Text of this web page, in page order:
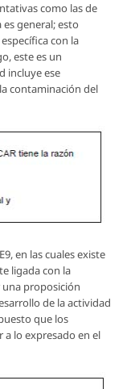
como las de
general; esto
con la
este es un
incluye ese
contaminación del
en las cuales existe
ligada con la
proposición
de la actividad
que los
lo expresado en el